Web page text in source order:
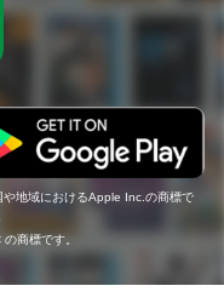
地域におけるApple Inc.の商標で
商標です。